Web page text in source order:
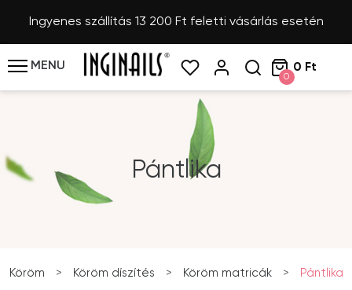
Ingyenes szállítás 13 200 Ft feletti vásárlás esetén
MENU
0
0 Ft
Pántlika
Köröm > Köröm díszítés > Köröm matricák > Pántlika